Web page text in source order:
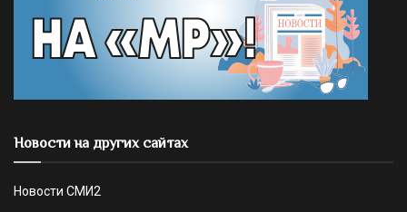
Новости на других сайтах
Новости СМИ2